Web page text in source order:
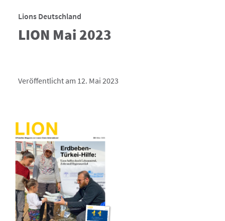
Lions Deutschland
LION Mai 2023
Veröffentlicht am 12. Mai 2023